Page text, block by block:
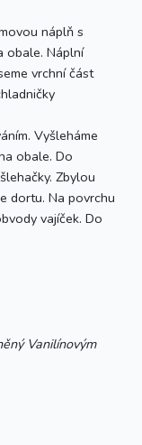
náplň s
obale. Náplní
vrchní část
Vyšleháme
obale. Do
Zbylou
dortu. Na povrchu
vajíček. Do
Vanilínovým